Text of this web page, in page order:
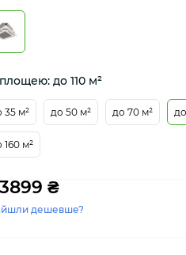
до 110 м²
35 м² до 50 м² до 70 м²
160 м²
₴
дешевше?